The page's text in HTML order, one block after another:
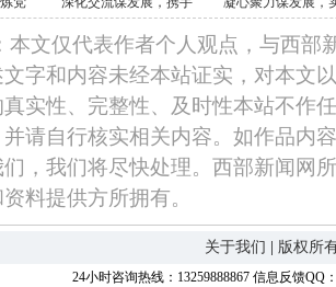
本文仅代表作者个人观点，与西部
文字和内容未经本站证实，对本文
实性、完整性、及时性本站不作
请自行核实相关内容。如作品内
，我们将尽快处理。西部新闻网
料提供方所拥有。
关于我们 版权所
24小时咨询热线：13259888867 信息反馈QQ